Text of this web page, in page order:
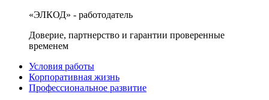
«ЭЛКОД» - работодатель
Доверие, партнерство и гарантии проверенные
временем
Условия работы
Корпоративная жизнь
Профессиональное развитие